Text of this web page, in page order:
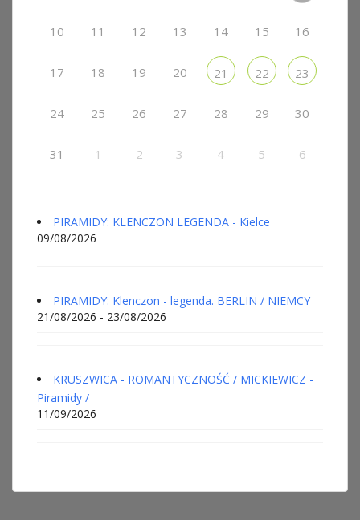
10 11 12 13 14 15 16
17 18 19 20 21 22 23
24 25 26 27 28 29 30
31 1 2 3 4 5 6
PIRAMIDY: KLENCZON LEGENDA - Kielce
09/08/2026
PIRAMIDY: Klenczon - legenda. BERLIN / NIEMCY
21/08/2026 - 23/08/2026
KRUSZWICA - ROMANTYCZNOŚĆ / MICKIEWICZ -
Piramidy /
11/09/2026